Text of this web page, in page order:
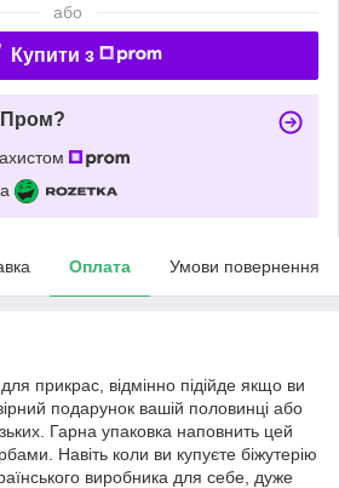
або
Купити з
Пром?
Оплата Умови повернення
прикрас, відмінно підійде якщо ви
подарунок вашій половинці або
Гарна упаковка наповнить цей
Навіть коли ви купуєте біжутерію
виробника для себе, дуже